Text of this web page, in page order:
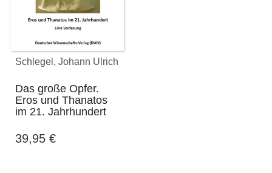
Schlegel, Johann Ulrich
Das große Opfer.
Eros und Thanatos
im 21. Jahrhundert
39,95 €